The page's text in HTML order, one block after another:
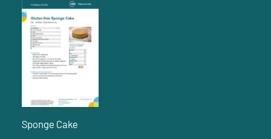
Sponge Cake